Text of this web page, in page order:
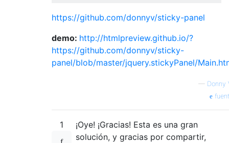
https://github.com/donnyv/sticky-panel
demo: http://htmlpreview.github.io/?
https://github.com/donnyv/sticky-
panel/blob/master/jquery.stickyPanel/
— Donny
1
¡Oye! ¡Gracias! Esta es una gran
solución, y gracias por compartir,